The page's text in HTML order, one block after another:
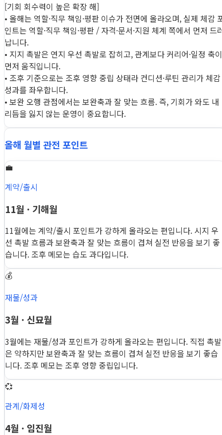
[기회 회수력이 높은 확장 해]
• 올해는 역할·직무 책임·평판 이슈가 전면에 올라오며, 실제 체감
인트는 역할·직무 책임·평판 / 자격·문서·지원 체계 쪽에서 먼저 드
납니다.
• 지지 촉발은 연지 우선 촉발로 잡히고, 관계보다 커리어·일정 축이
먼저 움직입니다.
• 조후 기준으로는 조후 영향 중립 상태라 컨디션·루틴 관리가 체감
성과를 좌우합니다.
• 보완 오행 관점에서는 보완축과 잘 맞는 흐름. 즉, 기회가 와도 내
리듬을 잃지 않는 운영이 중요합니다.
올해 월별 관전 포인트
💼
계약/출시
11월 · 기해월
11월에는 계약/출시 포인트가 강하게 올라오는 편입니다. 시지 우
선 촉발 흐름과 보완축과 잘 맞는 흐름이 겹쳐 실전 반응을 보기 좋
습니다. 조후 메모는 습도 과다입니다.
💰
재물/성과
3월 · 신묘월
3월에는 재물/성과 포인트가 강하게 올라오는 편입니다. 직접 촉발
은 약하지만 보완축과 잘 맞는 흐름이 겹쳐 실전 반응을 보기 좋습
니다. 조후 메모는 조후 영향 중립입니다.
💞
관계/화제성
4월 · 임진월